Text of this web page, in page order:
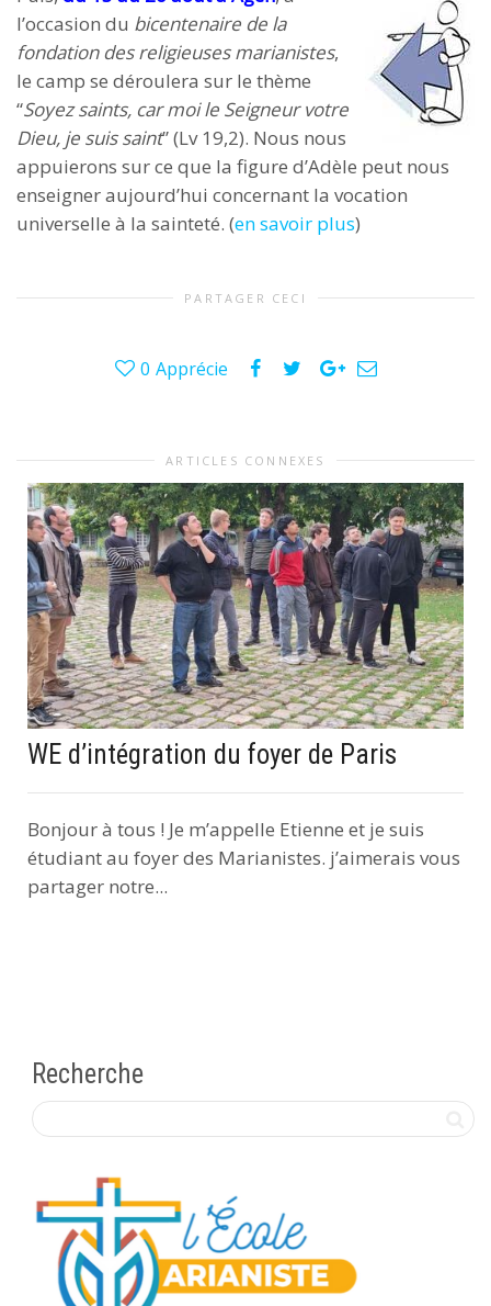
l’occasion du bicentenaire de la
fondation des religieuses marianistes,
le camp se déroulera sur le thème
“Soyez saints, car moi le Seigneur votre
Dieu, je suis saint” (Lv 19,2). Nous nous
appuierons sur ce que la figure d’Adèle peut nous
enseigner aujourd’hui concernant la vocation
universelle à la sainteté. (en savoir plus)
PARTAGER CECI
0 Apprécie
ARTICLES CONNEXES
WE d’intégration du foyer de Paris
Bonjour à tous ! Je m’appelle Etienne et je suis
étudiant au foyer des Marianistes. j’aimerais vous
partager notre...
Recherche